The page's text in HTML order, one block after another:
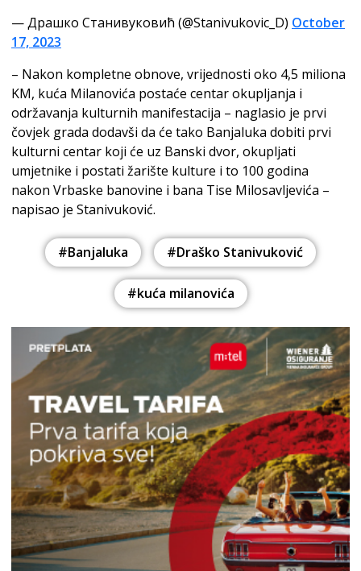
— Драшко Станивуковић (@Stanivukovic_D) October
17, 2023
– Nakon kompletne obnove, vrijednosti oko 4,5 miliona
KM, kuća Milanovića postaće centar okupljanja i
održavanja kulturnih manifestacija – naglasio je prvi
čovjek grada dodavši da će tako Banjaluka dobiti prvi
kulturni centar koji će uz Banski dvor, okupljati
umjetnike i postati žarište kulture i to 100 godina
nakon Vrbaske banovine i bana Tise Milosavljevića –
napisao je Stanivuković.
#Banjaluka #Draško Stanivuković
#kuća milanovića